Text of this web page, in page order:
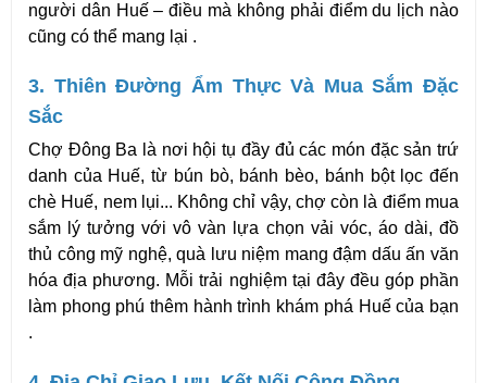
người dân Huế – điều mà không phải điểm du lịch nào
cũng có thể mang lại .
3. Thiên Đường Ẩm Thực Và Mua Sắm Đặc
Sắc
Chợ Đông Ba là nơi hội tụ đầy đủ các món đặc sản trứ
danh của Huế, từ bún bò, bánh bèo, bánh bột lọc đến
chè Huế, nem lụi... Không chỉ vậy, chợ còn là điểm mua
sắm lý tưởng với vô vàn lựa chọn vải vóc, áo dài, đồ
thủ công mỹ nghệ, quà lưu niệm mang đậm dấu ấn văn
hóa địa phương. Mỗi trải nghiệm tại đây đều góp phần
làm phong phú thêm hành trình khám phá Huế của bạn
.